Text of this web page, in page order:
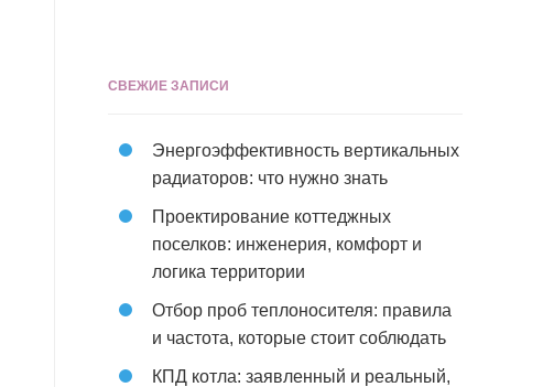
СВЕЖИЕ ЗАПИСИ
Энергоэффективность вертикальных
радиаторов: что нужно знать
Проектирование коттеджных
поселков: инженерия, комфорт и
логика территории
Отбор проб теплоносителя: правила
и частота, которые стоит соблюдать
КПД котла: заявленный и реальный,